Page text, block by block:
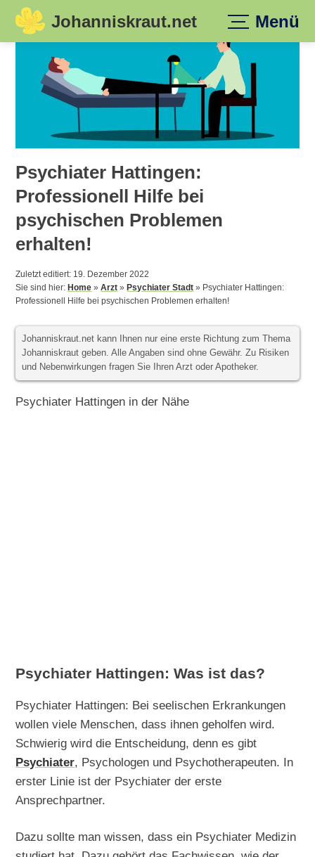
Skip
Johanniskraut.net Menü
Psychiater Hattingen:
Professionell Hilfe bei
psychischen Problemen
erhalten!
Zuletzt editiert: 19. Dezember 2022
Sie sind hier:Home »Arzt »Psychiater Stadt » Psychiater Hattingen:
Professionell Hilfe bei psychischen Problemen erhalten!
Johanniskraut.net kann Ihnen nur eine erste Richtung zum Thema
Johanniskraut geben. Alle Angaben sind ohne Gewähr. Zu Risiken
und Nebenwirkungen fragen Sie Ihren Arzt oder Apotheker.
Psychiater Hattingen in der Nähe
Psychiater Hattingen: Was ist das?
Psychiater Hattingen: Bei seelischen Erkrankungen
wollen viele Menschen, dass ihnen geholfen wird.
Schwierig wird die Entscheidung, denn es gibt
Psychiater, Psychologen und Psychotherapeuten. In
erster Linie ist der Psychiater der erste
Ansprechpartner.
Dazu sollte man wissen, dass ein Psychiater Medizin